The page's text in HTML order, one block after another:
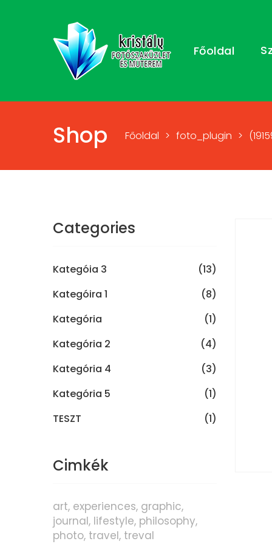
Főoldal
Shop Főoldal > foto_plugin >
Categories
Kategóia 3
(13)
Kategóira 1
(8)
Kategória
(1)
Kategória 2
(4)
Kategória 4
(3)
Kategória 5
(1)
TESZT
(1)
Cimkék
art experiences graphic
journal lifestyle philosophy
photo travel treval